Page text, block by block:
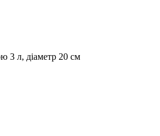
3 л, діаметр 20 см